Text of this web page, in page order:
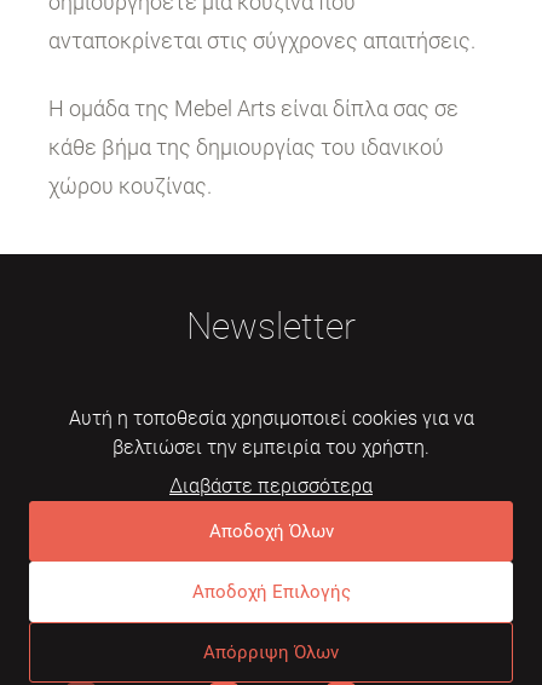
ανταποκρίνεται στις σύγχρονες απαιτήσεις.
Η ομάδα της Mebel Arts είναι δίπλα σας σε
κάθε βήμα της δημιουργίας του ιδανικού
χώρου κουζίνας.
Newsletter
Εγγραφή
Συχνές ερωτήσειςΌροι χρήσης
Αυτή η τοποθεσία χρησιμοποιεί cookies για να
βελτιώσει την εμπειρία του χρήστη.
Διαβάστε περισσότερα
Αποδοχή Όλων
Αποδοχή Επιλογής
Απόρριψη Όλων